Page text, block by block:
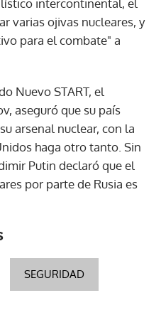
intercontinental, el
varias ojivas nucleares, y
para el combate" a
Nuevo START, el
aseguró que su país
arsenal nuclear, con la
haga otro tanto. Sin
Putin declaró que el
por parte de Rusia es
SEGURIDAD